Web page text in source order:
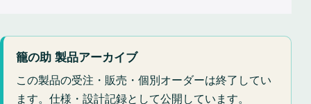
籠の助 製品アーカイブ
この製品の受注・販売・個別オーダーは終了してい
ます。仕様・設計記録として公開しています。